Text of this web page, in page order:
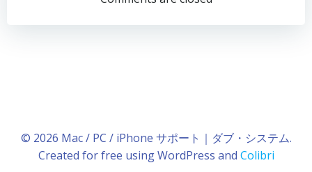
© 2026 Mac / PC / iPhone サポート｜ダブ・システム.
Created for free using WordPress and Colibri